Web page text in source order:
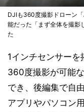
DJIも360度撮影ドローン
能だった「まず全体を撮影
た
1インチセンサーを
360度撮影が可能
でき、後編集で自
アプリやパソコン